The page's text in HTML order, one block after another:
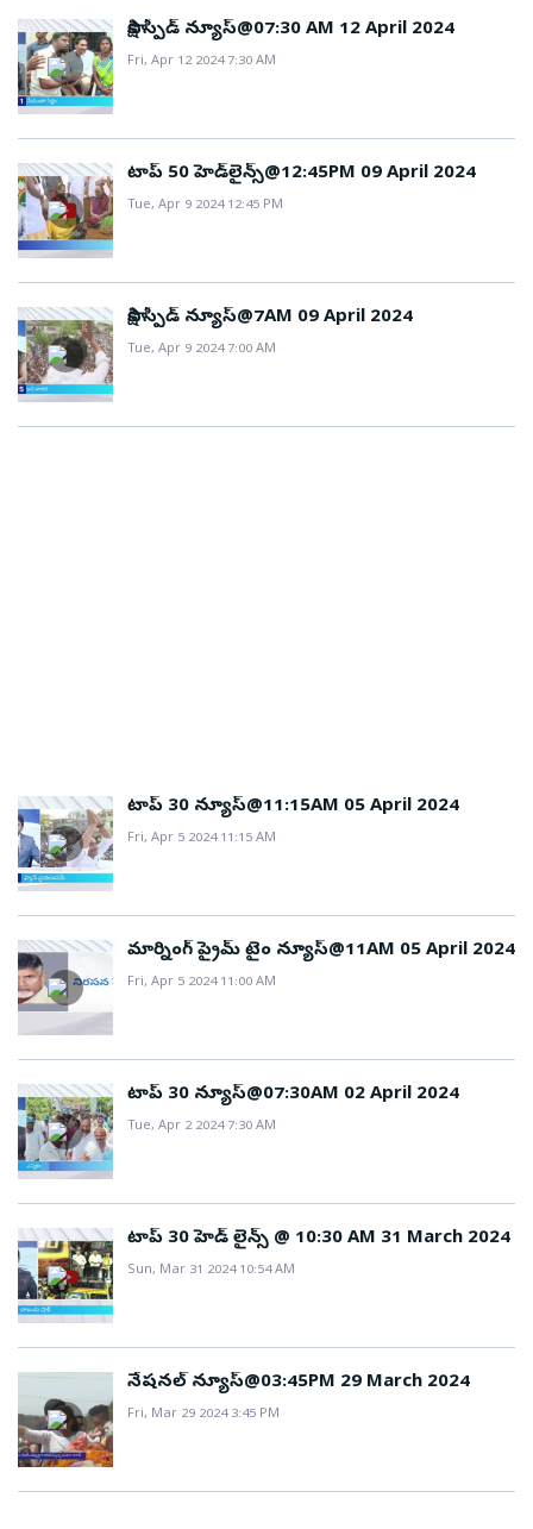
సాక్షి స్పీడ్ న్యూస్@07:30 AM 12 April 2024
Fri, Apr 12 2024 7:30 AM
టాప్ 50 హెడ్‌లైన్స్@12:45PM 09 April 2024
Tue, Apr 9 2024 12:45 PM
సాక్షి స్పీడ్ న్యూస్@7AM 09 April 2024
Tue, Apr 9 2024 7:00 AM
టాప్ 30 న్యూస్@11:15AM 05 April 2024
Fri, Apr 5 2024 11:15 AM
మార్నింగ్ ప్రైమ్ టైం న్యూస్@11AM 05 April 2024
Fri, Apr 5 2024 11:00 AM
టాప్ 30 న్యూస్@07:30AM 02 April 2024
Tue, Apr 2 2024 7:30 AM
టాప్ 30 హెడ్ లైన్స్ @ 10:30 AM 31 March 2024
Sun, Mar 31 2024 10:54 AM
నేషనల్ న్యూస్@03:45PM 29 March 2024
Fri, Mar 29 2024 3:45 PM